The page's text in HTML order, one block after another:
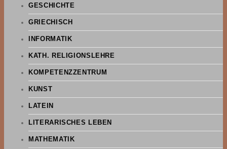
GESCHICHTE
GRIECHISCH
INFORMATIK
KATH. RELIGIONSLEHRE
KOMPETENZZENTRUM
KUNST
LATEIN
LITERARISCHES LEBEN
MATHEMATIK